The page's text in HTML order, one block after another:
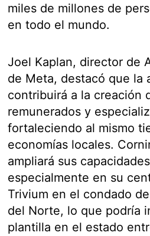
miles de millones de
en todo el mundo.
Joel Kaplan, director de
de Meta, destacó que la
contribuirá a la creación
remunerados y
fortaleciendo al mismo
economías locales.
ampliará sus
especialmente en su
Trivium en el condado
del Norte, lo que podría
plantilla en el estado